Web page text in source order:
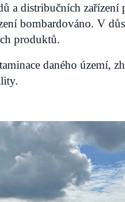
a distribučních
bombardováno. V
produktů.
daného území,